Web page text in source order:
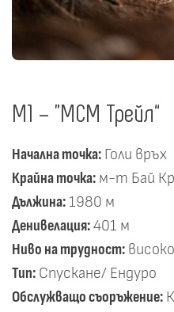
М1 – "МСМ Трейл“
Начална точка: Голи връх
Крайна точка: м-т Бай
Дължина: 1980 м
Денивелация: 401 м
Ниво на трудност: високо
Тип: Спускане/ Ендуро
Обслужващо съоръжение: